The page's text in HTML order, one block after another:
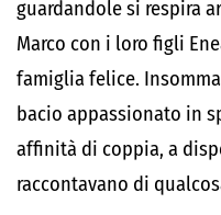
guardandole si respira
Marco con i loro figli
famiglia felice.
bacio appassionato in
affinità di coppia, a
raccontavano di